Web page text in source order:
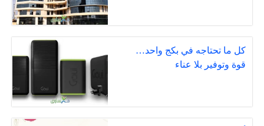
كل ما تحتاجه في بكج واحد…
قوة وتوفير بلا عناء